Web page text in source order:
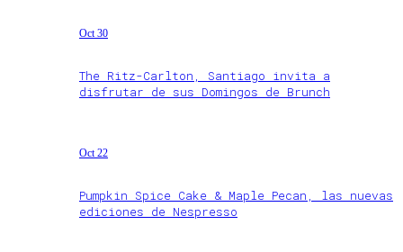
Oct 30
The Ritz-Carlton, Santiago invita a
disfrutar de sus Domingos de Brunch
Oct 22
Pumpkin Spice Cake & Maple Pecan, las nuevas
ediciones de Nespresso